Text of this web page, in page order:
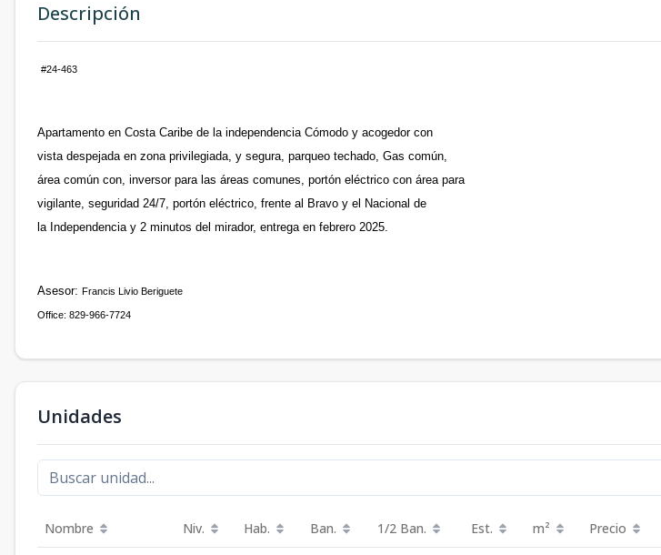
Descripción
#24-463
Apartamento en Costa Caribe de la independencia Cómodo y acogedor con
vista despejada en zona privilegiada, y segura, parqueo techado, Gas común,
área común con, inversor para las áreas comunes, portón eléctrico con área para
vigilante, seguridad 24/7, portón eléctrico, frente al Bravo y el Nacional de
la Independencia y 2 minutos del mirador, entrega en febrero 2025.
Asesor: Francis Livio Beriguete
Office: 829-966-7724
Unidades
Nombre Niv. Hab. Ban. 1/2 Ban. Est. m² Precio